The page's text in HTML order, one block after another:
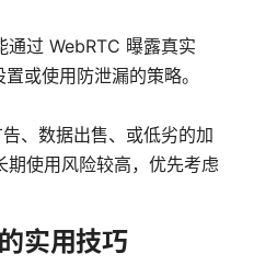
通过 WebRTC 曝露真实
或使用防泄漏的策略。
、数据出售、或低劣的加
期使用风险较高，优先考虑
实用技巧